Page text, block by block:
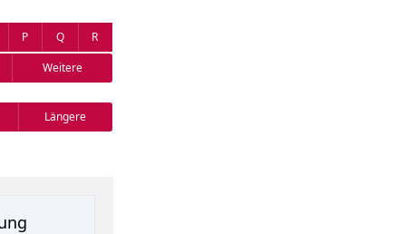
P Q
R
Weitere
Längere